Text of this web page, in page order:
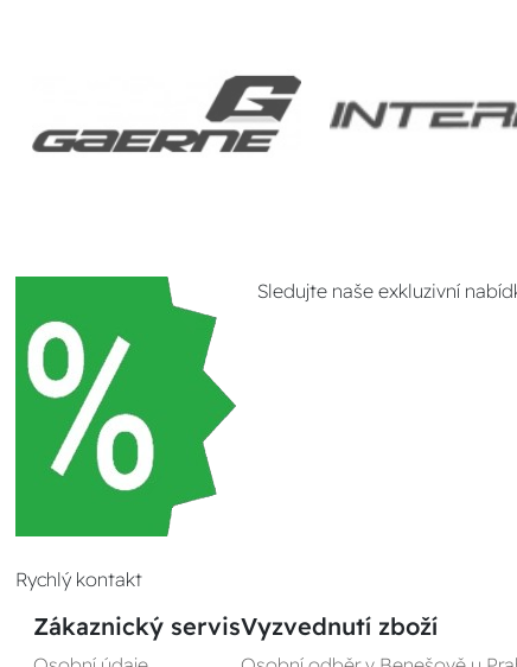
Sledujte naše exkluzivní
Rychlý kontakt
Zákaznický servisVyzvednutí zboží